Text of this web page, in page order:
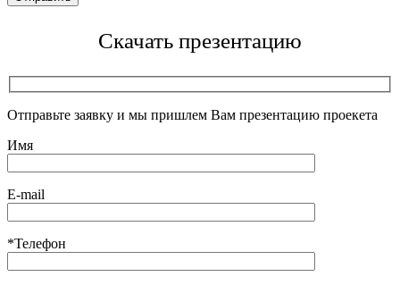
Скачать презентацию
Отправьте заявку и мы пришлем Вам презентацию проекета
Имя
E-mail
*Телефон